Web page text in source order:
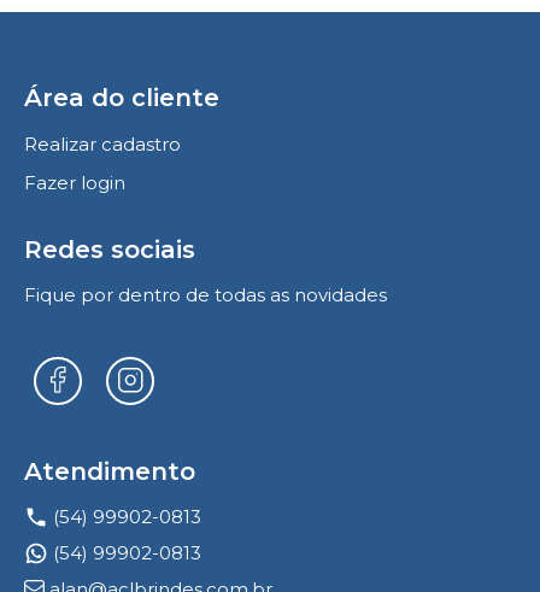
Área do cliente
Realizar cadastro
Fazer login
Redes sociais
Fique por dentro de todas as novidades
Atendimento
(54) 99902-0813
(54) 99902-0813